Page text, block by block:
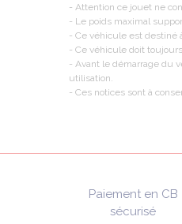
- Attention ce jouet ne
- Le poids maximal
- Ce véhicule est destiné
- Ce véhicule doit
- Avant le démarrage du
utilisation.
- Ces notices sont à
Paiement en CB
sécurisé